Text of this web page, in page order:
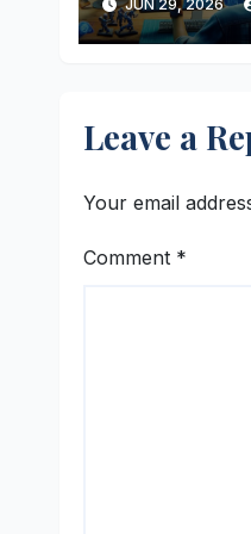
Digital
JUN 29, 2026
Leave a
Your email
Comment *